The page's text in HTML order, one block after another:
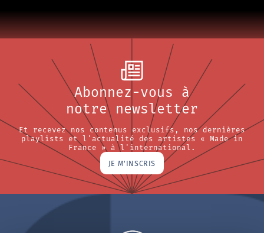
Abonnez-vous à
notre newsletter
Et recevez nos contenus exclusifs, nos dernières
playlists et l'actualité des artistes « Made in
France » à l'international.
JE M'INSCRIS